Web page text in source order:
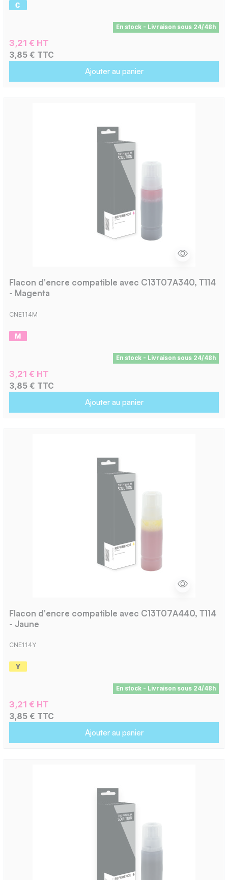
En stock - Livraison sous 24/48h
3,21 € HT
3,85 € TTC
Ajouter au panier
Flacon d'encre compatible avec C13T07A340, T114
- Magenta
CNE114M
En stock - Livraison sous 24/48h
3,21 € HT
3,85 € TTC
Ajouter au panier
Flacon d'encre compatible avec C13T07A440, T114
- Jaune
CNE114Y
En stock - Livraison sous 24/48h
3,21 € HT
3,85 € TTC
Ajouter au panier